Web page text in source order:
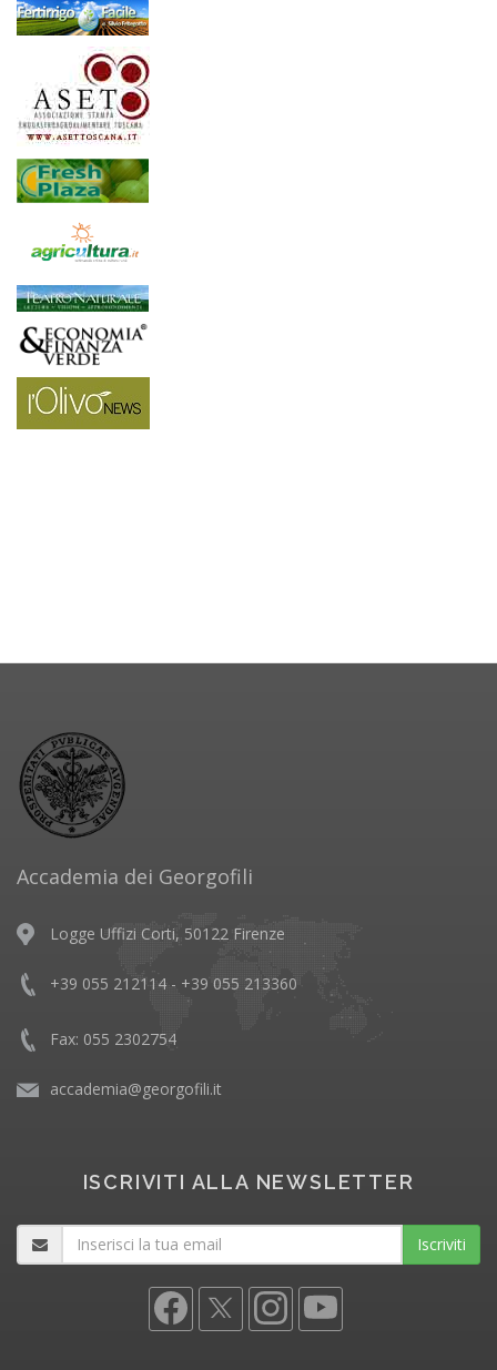
Accademia dei Georgofili
Logge Uffizi Corti, 50122 Firenze
+39 055 212114 - +39 055 213360
Fax: 055 2302754
accademia@georgofili.it
ISCRIVITI ALLA NEWSLETTER
Iscriviti